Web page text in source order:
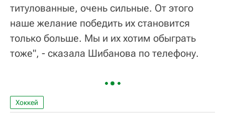
титулованные, очень сильные. От этого
наше желание победить их становится
только больше. Мы и их хотим обыграть
тоже", - сказала Шибанова по телефону.
Хоккей